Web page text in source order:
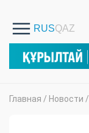
Главная / Новости /